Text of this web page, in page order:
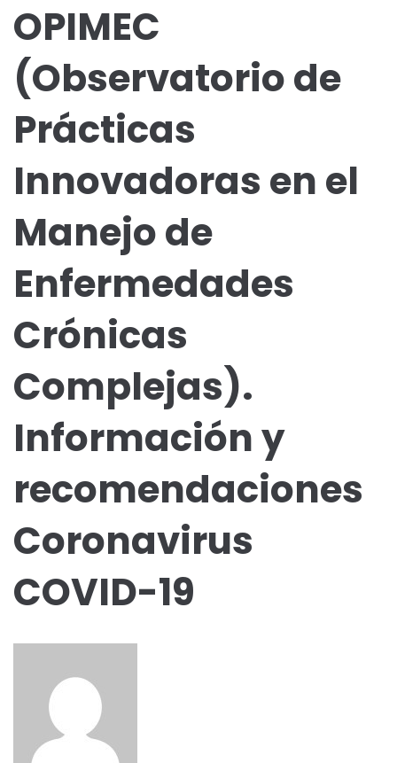
OPIMEC
(Observatorio de
Prácticas
Innovadoras en el
Manejo de
Enfermedades
Crónicas
Complejas).
Información y
recomendaciones
Coronavirus
COVID-19